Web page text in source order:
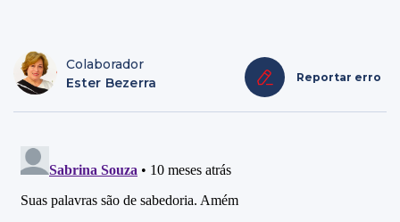
Colaborador
Ester Bezerra
Reportar erro